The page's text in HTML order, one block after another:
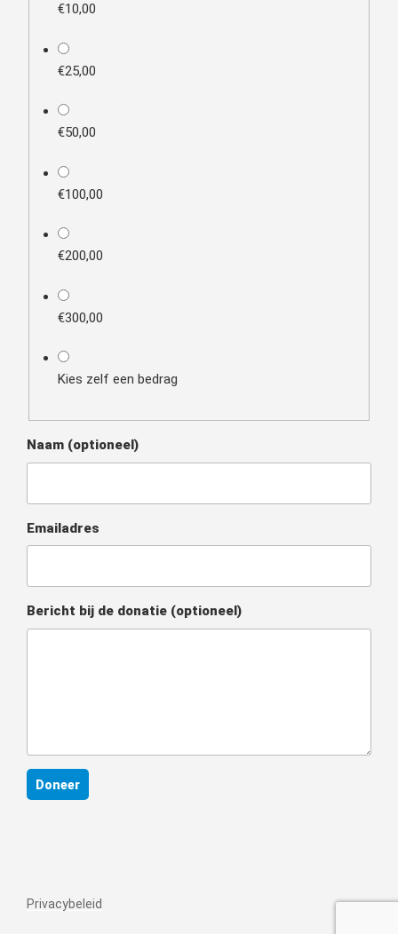
€10,00
€25,00
€50,00
€100,00
€200,00
€300,00
Kies zelf een bedrag
Naam (optioneel)
Emailadres
Bericht bij de donatie (optioneel)
Doneer
Privacybeleid